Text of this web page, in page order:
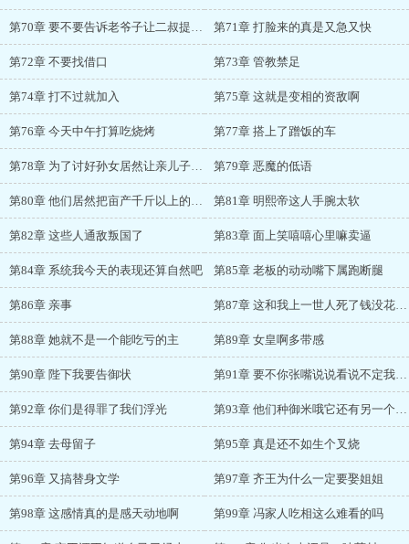
第70章 要不要告诉老爷子让二叔提早几天启程 第71章 打脸来的真是又急又快
第72章 不要找借口 第73章 管教禁足
第74章 打不过就加入 第75章 这就是变相的资敌啊
第76章 今天中午打算吃烧烤 第77章 搭上了蹭饭的车
第78章 为了讨好孙女居然让亲儿子试毒 第79章 恶魔的低语
第80章 他们居然把亩产千斤以上的良种给吃了 第81章 明熙帝这人手腕太软
第82章 这些人通敌叛国了 第83章 面上笑嘻嘻心里嘛卖逼
第84章 系统我今天的表现还算自然吧 第85章 老板的动动嘴下属跑断腿
第86章 亲事 第87章 这和我上一世人死了钱没花完有什么区别
第88章 她就不是一个能吃亏的主 第89章 女皇啊多带感
第90章 陛下我要告御状 第91章 要不你张嘴说说看说不定我们就信了呢
第92章 你们是得罪了我们浮光 第93章 他们种御米哦它还有另一个名字你一定听过叫罂粟
第94章 去母留子 第95章 真是还不如生个叉烧
第96章 又搞替身文学 第97章 齐王为什么一定要娶姐姐
第98章 这感情真的是感天动地啊 第99章 冯家人吃相这么难看的吗